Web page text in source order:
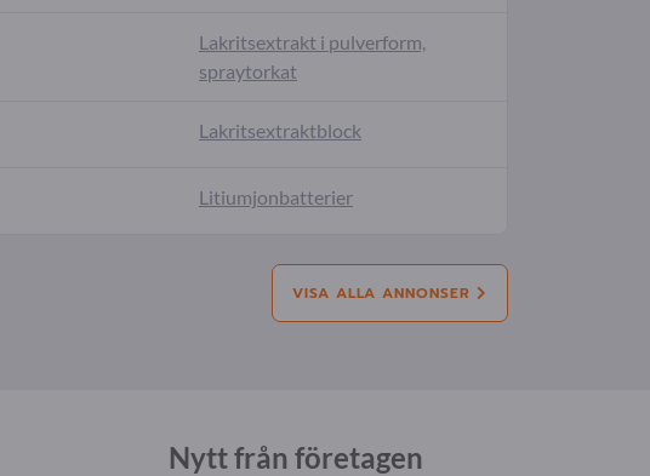
Lakritsextrakt i pulverform,
spraytorkat
Lakritsextraktblock
Litiumjonbatterier
VISA ALLA ANNONSER
Nytt från företagen